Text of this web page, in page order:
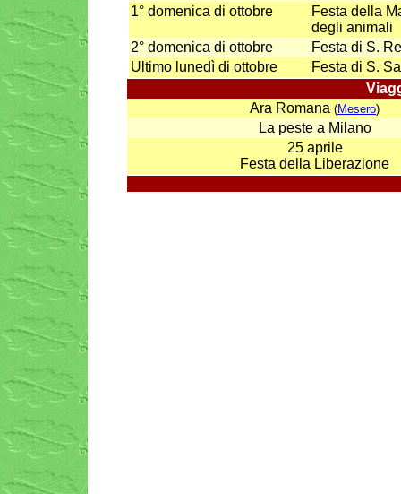
1° domenica di ottobre
Festa della
degli animali
2° domenica di ottobre
Festa di S.
Ultimo lunedì di ottobre
Festa di S.
Ara Romana (Mesero)
La peste a Milano
25 aprile
Festa della Liberazione